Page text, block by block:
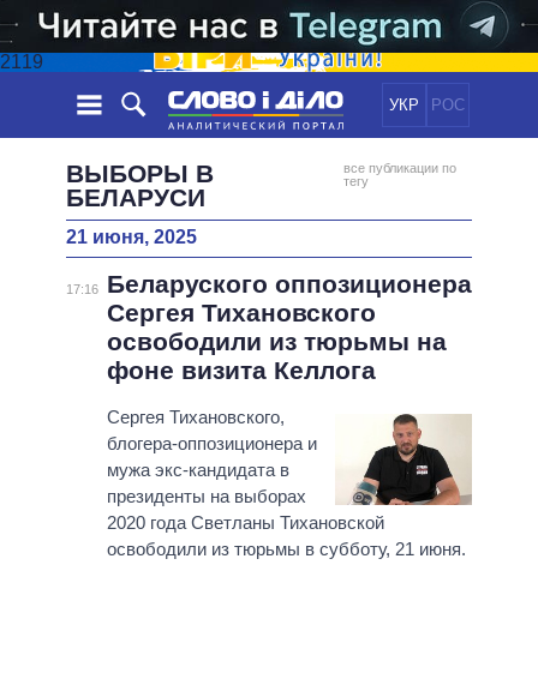
2119
УКР РОС
ЛЕНТА
СОБЫТИЯ
СТАТЬИ
МНЕНИЯ
ОБЗОРЫ
ПОЛИТИКА
ЭКОНОМИКА
ОБЩЕСТВО
ОБЕЩАНИЯ
ПОЛИТИКИ
ВСЕ ПОЛИТИКИ
ПРЕЗИДЕНТ И ОФИС
КАБИНЕТ МИНИСТРОВ
ГЛАВЫ ОБЛАДМИНИСТРАЦИЙ
МЭРЫ
ВСЕ ПЕРСОНЫ
ИНФОГРАФИКА
ВИДЕО
СРАВНЕНИЕ ПОЛИТИКОВ
ВЫБОРЫ В
БЕЛАРУСИ
все публикации по
тегу
21 июня, 2025
17:16
Беларуского оппозиционера
Сергея Тихановского
освободили из тюрьмы на
фоне визита Келлога
Сергея Тихановского,
блогера-оппозиционера и
мужа экс-кандидата в
президенты на выборах
2020 года Светланы Тихановской
освободили из тюрьмы в субботу, 21 июня.